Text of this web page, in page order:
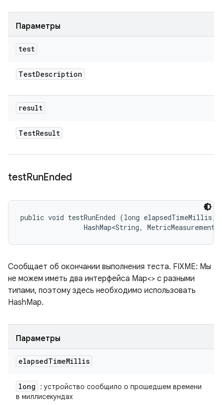
Параметры
test
TestDescription
result
TestResult
testRunEnded
public void testRunEnded (long elapsedTimeMillis,
HashMap<String,
Сообщает об окончании выполнения теста. FIXME: Мы
не можем иметь два интерфейса Map<> с разными
типами, поэтому здесь необходимо использовать
HashMap.
Параметры
elapsedTimeMillis
long
: устройство сообщило о прошедшем времени
в миллисекундах